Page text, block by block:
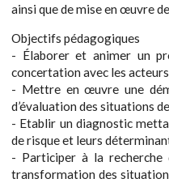
ainsi que de mise en œuvre
Objectifs pédagogiques
- Élaborer et animer un
concertation avec les
- Mettre en œuvre une
d’évaluation des situations
- Etablir un diagnostic
de risque et leurs
- Participer à la recherche
transformation des